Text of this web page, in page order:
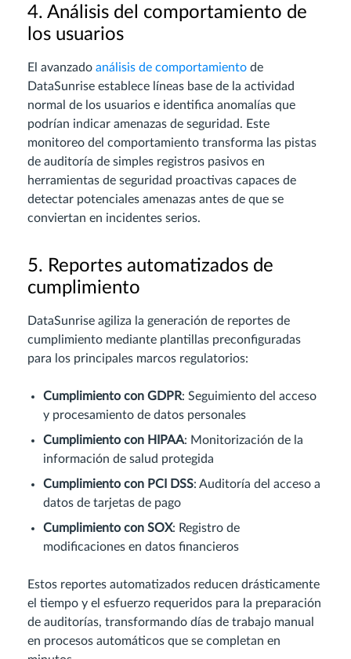
4. Análisis del comportamiento de
los usuarios
El avanzado análisis de comportamiento de
DataSunrise establece líneas base de la actividad
normal de los usuarios e identifica anomalías que
podrían indicar amenazas de seguridad. Este
monitoreo del comportamiento transforma las pistas
de auditoría de simples registros pasivos en
herramientas de seguridad proactivas capaces de
detectar potenciales amenazas antes de que se
conviertan en incidentes serios.
5. Reportes automatizados de
cumplimiento
DataSunrise agiliza la generación de reportes de
cumplimiento mediante plantillas preconfiguradas
para los principales marcos regulatorios:
Cumplimiento con GDPR: Seguimiento del acceso
y procesamiento de datos personales
Cumplimiento con HIPAA: Monitorización de la
información de salud protegida
Cumplimiento con PCI DSS: Auditoría del acceso a
datos de tarjetas de pago
Cumplimiento con SOX: Registro de
modificaciones en datos financieros
Estos reportes automatizados reducen drásticamente
el tiempo y el esfuerzo requeridos para la preparación
de auditorías, transformando días de trabajo manual
en procesos automáticos que se completan en